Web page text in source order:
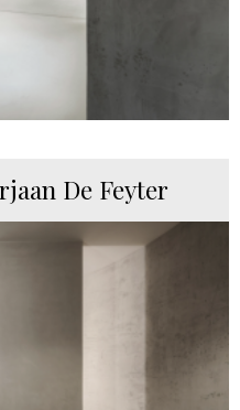
De Feyter